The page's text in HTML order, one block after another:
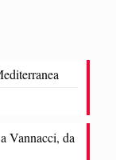
Vannacci, da